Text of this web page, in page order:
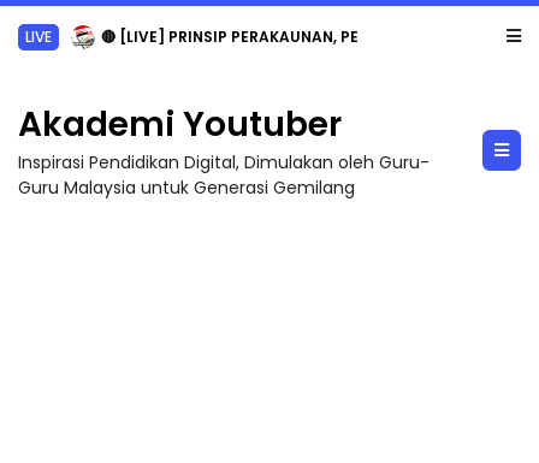
LIVE 🔴 [LIVE] PRINSIP PERAKAUNAN, PECUT SKOR SOALAN 1 TRIAL OLEH CIKGU WAN...
Akademi Youtuber
Inspirasi Pendidikan Digital, Dimulakan oleh Guru-
Guru Malaysia untuk Generasi Gemilang